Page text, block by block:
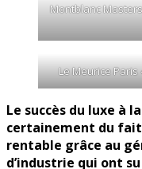
Montblanc
Le Meurice Paris
Le succès du luxe à
certainement du fait
rentable grâce au
d’industrie qui ont